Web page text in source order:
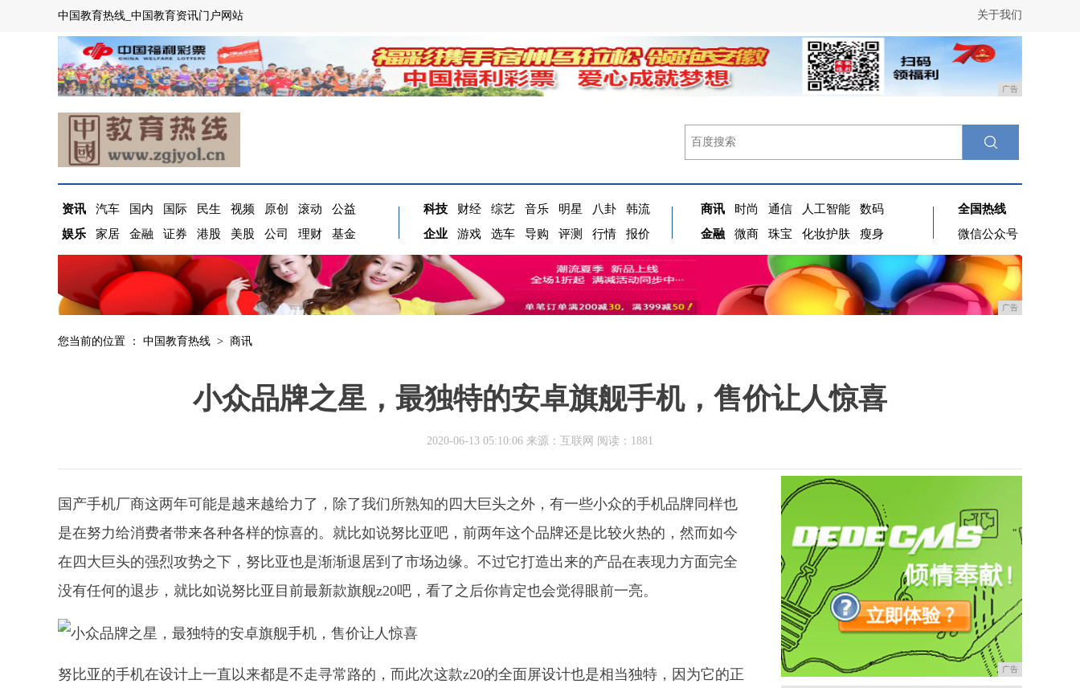
关于我们
中国教育热线_中国教育资讯门户网站
广告
资讯 汽车 国内 国际 民生 视频 原创 滚动
公益
娱乐
家居 金融 证券 港股 美股 公司 理财 基金
科技 财经 综艺 音乐 明星 八卦
韩流
企业
游戏 选车 导购 评测 行情 报价
商讯 时尚 通信 人工智能
数码
金融
微商 珠宝 化妆护肤 瘦身
全国热线
微信公众号
广告
您当前的位置 ： 中国教育热线 > 商讯
小众品牌之星，最独特的安卓旗舰手机，售价让人惊喜
2020-06-13 05:10:06 来源：互联网 阅读：1881
国产手机厂商这两年可能是越来越给力了，除了我们所熟知的四大巨头之外，有一些小众的手机品牌同样也
是在努力给消费者带来各种各样的惊喜的。就比如说努比亚吧，前两年这个品牌还是比较火热的，然而如今
在四大巨头的强烈攻势之下，努比亚也是渐渐退居到了市场边缘。不过它打造出来的产品在表现力方面完全
没有任何的退步，就比如说努比亚目前最新款旗舰z20吧，看了之后你肯定也会觉得眼前一亮。
努比亚的手机在设计上一直以来都是不走寻常路的，而此次这款z20的全面屏设计也是相当独特，因为它的正
广告